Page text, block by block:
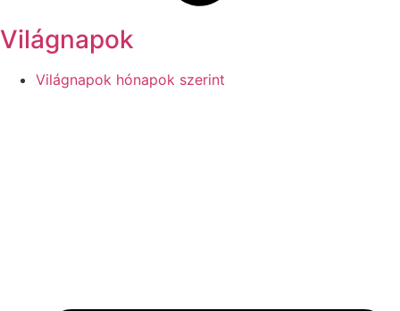
Világnapok
Világnapok hónapok szerint